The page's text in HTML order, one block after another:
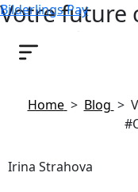
Bilderlings Pay
Votre future
Home > Blog >
Irina Strahova